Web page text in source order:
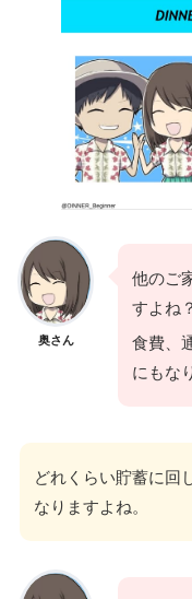
奥さん
他のご
すよね？
食費、
にもな
どれくらい貯蓄に回
なりますよね。